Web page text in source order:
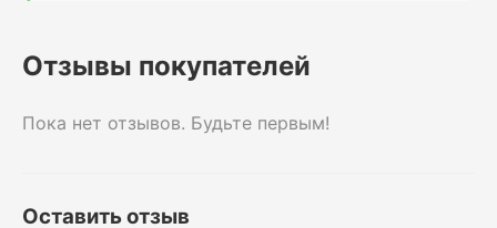
Отзывы покупателей
Пока нет отзывов. Будьте первым!
Оставить отзыв